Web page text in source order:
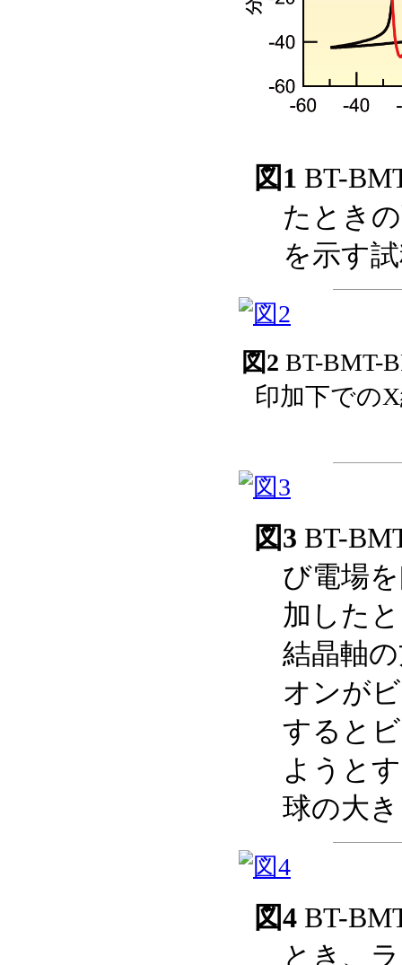
図1 BT-
たとき
を示す
図2 BT-BMT-
印加下での
図3 BT-
び電場
加した
結晶軸
オンが
すると
ようと
球の大
図4 BT-
とき、